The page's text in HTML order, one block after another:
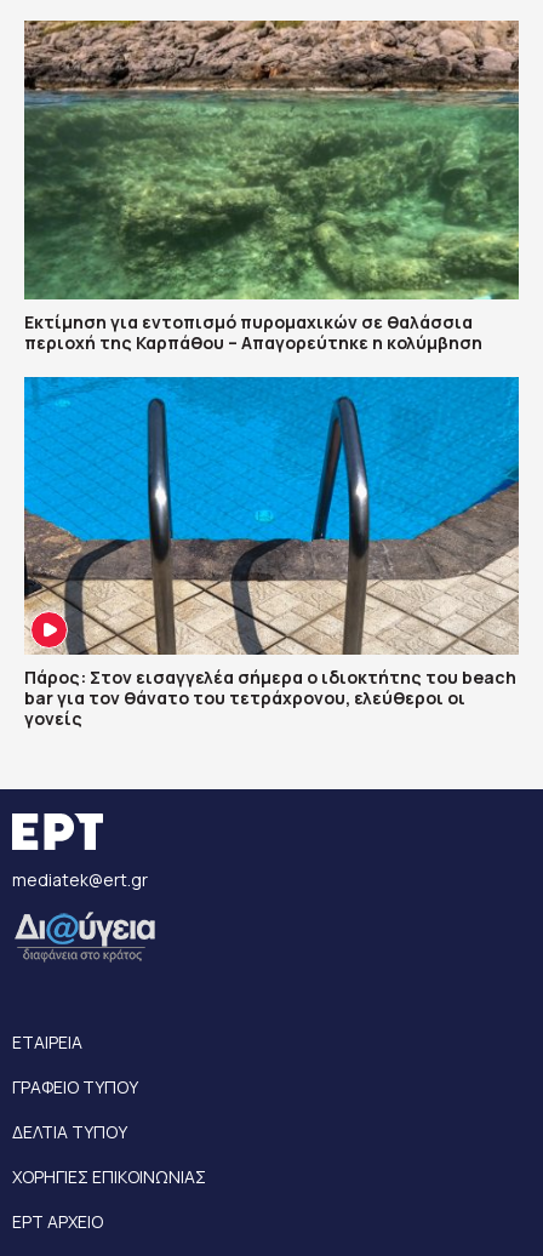
Εκτίμηση για εντοπισμό πυρομαχικών σε θαλάσσια
περιοχή της Καρπάθου – Απαγορεύτηκε η κολύμβηση
Πάρος: Στον εισαγγελέα σήμερα ο ιδιοκτήτης του beach
bar για τον θάνατο του τετράχρονου, ελεύθεροι οι
γονείς
mediatek@ert.gr
ΕΤΑΙΡΕΙΑ
ΓΡΑΦΕΙΟ ΤΥΠΟΥ
ΔΕΛΤΙΑ ΤΥΠΟΥ
ΧΟΡΗΓΙΕΣ ΕΠΙΚΟΙΝΩΝΙΑΣ
ΕΡΤ ΑΡΧΕΙΟ